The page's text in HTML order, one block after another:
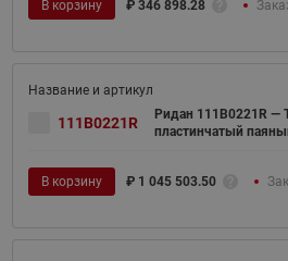
В корзину ₽ 346 898.28
111B0221R
Ридан 111B0221R —
пластинчатый
В корзину ₽ 1 045 503.50